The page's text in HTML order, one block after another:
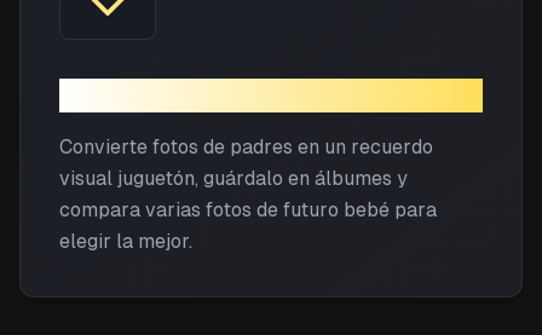
Convierte fotos de padres en un recuerdo
visual juguetón, guárdalo en álbumes y
compara varias fotos de futuro bebé para
elegir la mejor.